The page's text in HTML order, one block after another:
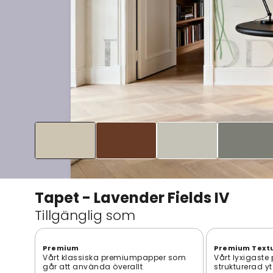
Tapet - Lavender Fields IV
Tillgänglig som
Premium
Vårt klassiska premiumpapper som
går att använda överallt
Premium
Vårt lyxigaste
strukturerad